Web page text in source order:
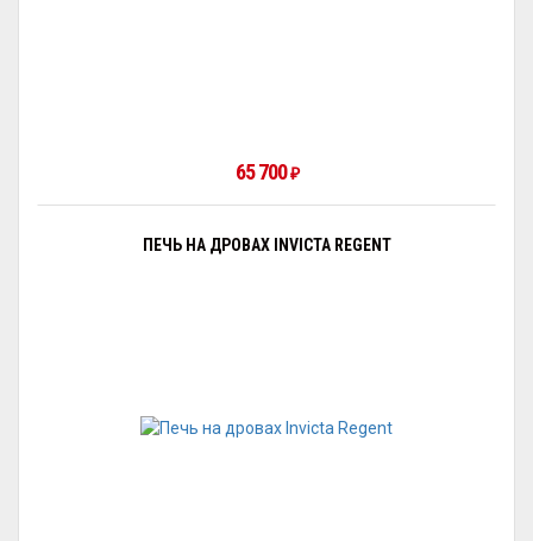
65 700₽
ПЕЧЬ НА ДРОВАХ INVICTA REGENT